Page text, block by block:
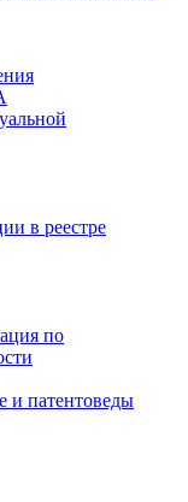
в реестре
по
и патентоведы